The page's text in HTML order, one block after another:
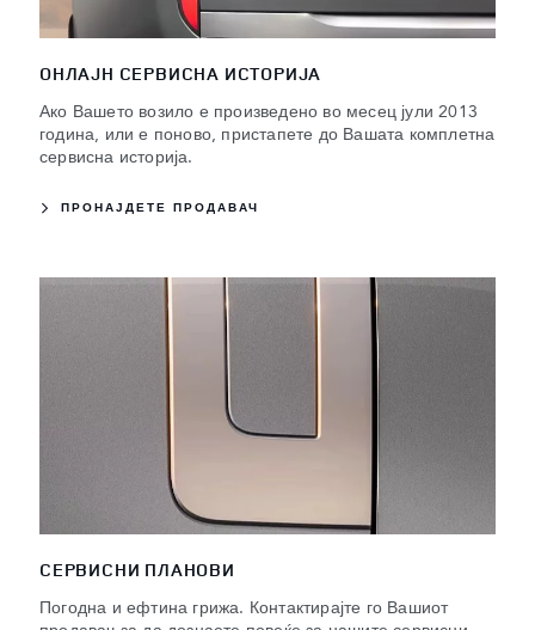
ОНЛАЈН СЕРВИСНА ИСТОРИЈА
Ако Вашето возило е произведено во месец јули 2013
година, или е поново, пристапете до Вашата комплетна
сервисна историја.
ПРОНАЈДЕТЕ ПРОДАВАЧ
СЕРВИСНИ ПЛАНОВИ
Погодна и ефтина грижа. Контактирајте го Вашиот